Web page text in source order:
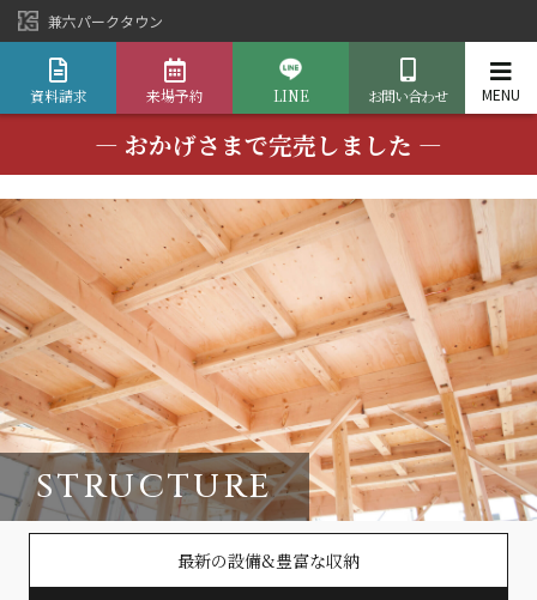
兼六パークタウン
資料請求 来場予約 LINE お問い合わせ
― おかげさまで完売しました ―
STRUCTURE
最新の設備&豊富な収納